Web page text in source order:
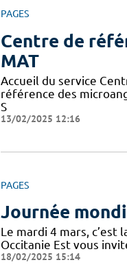
PAGES
Centre de
MAT
Accueil du service
référence des
S
13/02/2025 12:16
PAGES
Journée
Le mardi 4 mars, c’est
Occitanie Est vous
18/02/2025 15:14